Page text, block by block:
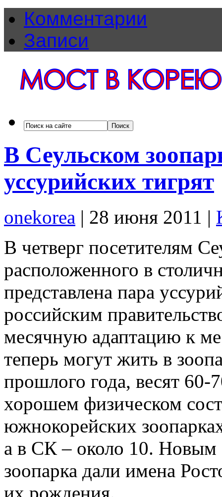
Комментарии
Записи
В Сеульском
уссурийских тигрят
onekorea | 28 июня 2011 |
В четверг посетителям
расположенного в
представлена пара
российским
месячную адаптацию к
теперь могут жить в
прошлого года, весят 60-
хорошем физическом
южнокорейских
а в СК – около 10. Новым
зоопарка дали имена
их рождения.